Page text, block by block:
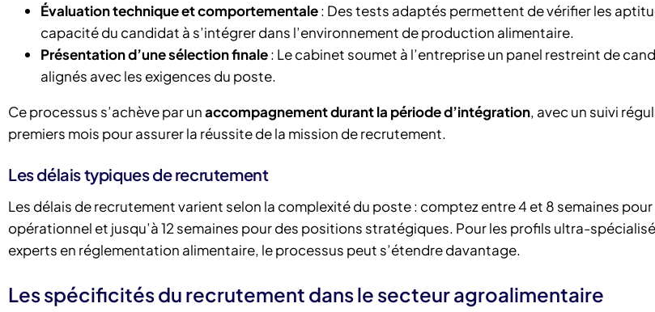
Évaluation technique et comportementale: Des tests adaptés permettent de vérifier les
capacité du candidat à s’intégrer dans l’environnement de production alimentaire.
Présentation d’une sélection finale: Le cabinet soumet à l’entreprise un panel restreint de
alignés avec les exigences du poste.
Ce processus s’achève par unaccompagnement durant la période d’intégration, avec un suivi
premiers mois pour assurer la réussite de la mission de recrutement.
Les délais typiques de recrutement
Les délais de recrutement varient selon la complexité du poste : comptez entre 4 et 8 semaines
opérationnel et jusqu’à 12 semaines pour des positions stratégiques. Pour les profils ultra-
experts en réglementation alimentaire, le processus peut s’étendre davantage.
Les spécificités du recrutement dans le secteur agroalimentaire